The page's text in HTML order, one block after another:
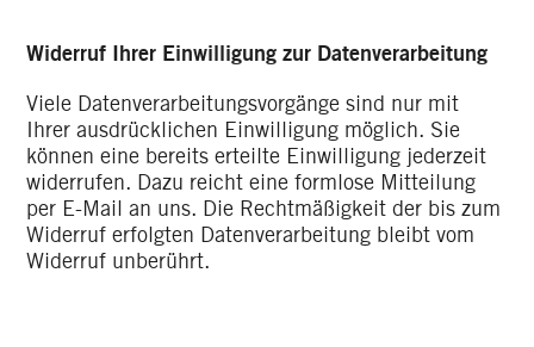
Widerruf Ihrer Einwilligung zur Datenverarbeitung
Viele Datenverarbeitungsvorgänge sind nur mit
Ihrer ausdrücklichen Einwilligung möglich. Sie
können eine bereits erteilte Einwilligung jederzeit
widerrufen. Dazu reicht eine formlose Mitteilung
per E-Mail an uns. Die Rechtmäßigkeit der bis zum
Widerruf erfolgten Datenverarbeitung bleibt vom
Widerruf unberührt.